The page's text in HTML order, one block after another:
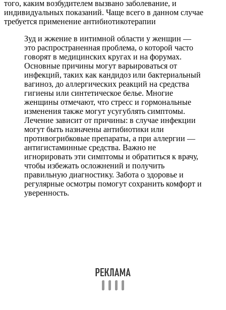
Зуд и жжение в интимной области у женщин —
это распространенная проблема, о которой часто
говорят в медицинских кругах и на форумах.
Основные причины могут варьироваться от
инфекций, таких как кандидоз или бактериальный
вагиноз, до аллергических реакций на средства
гигиены или синтетическое белье. Многие
женщины отмечают, что стресс и гормональные
изменения также могут усугублять симптомы.
Лечение зависит от причины: в случае инфекции
могут быть назначены антибиотики или
противогрибковые препараты, а при аллергии —
антигистаминные средства. Важно не
игнорировать эти симптомы и обратиться к врачу,
чтобы избежать осложнений и получить
правильную диагностику. Забота о здоровье и
регулярные осмотры помогут сохранить комфорт и
уверенность.